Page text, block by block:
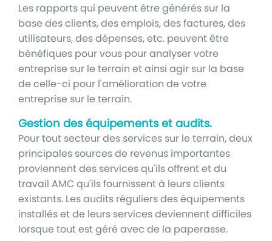
Les rapports qui peuvent être générés sur la
base des clients, des emplois, des factures, des
utilisateurs, des dépenses, etc. peuvent être
bénéfiques pour vous pour analyser votre
entreprise sur le terrain et ainsi agir sur la base
de celle-ci pour l'amélioration de votre
entreprise sur le terrain.
Gestion des équipements et audits.
Pour tout secteur des services sur le terrain, deux
principales sources de revenus importantes
proviennent des services qu'ils offrent et du
travail AMC qu'ils fournissent à leurs clients
existants. Les audits réguliers des équipements
installés et de leurs services deviennent difficiles
lorsque tout est géré avec de la paperasse.